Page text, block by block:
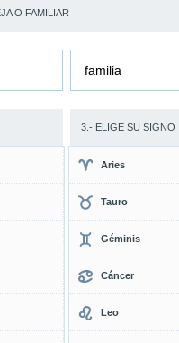
O FAMILIAR
familia
3.- ELIGE SU SIGNO
Aries
Tauro
Géminis
Cáncer
Leo